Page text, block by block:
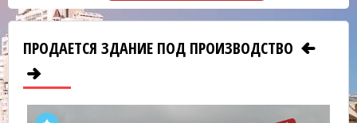
ПРОДАЕТСЯ ЗДАНИЕ ПОД ПРОИЗВОДСТВО